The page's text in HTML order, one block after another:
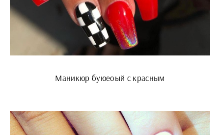
Маникюр буюеоый с красным